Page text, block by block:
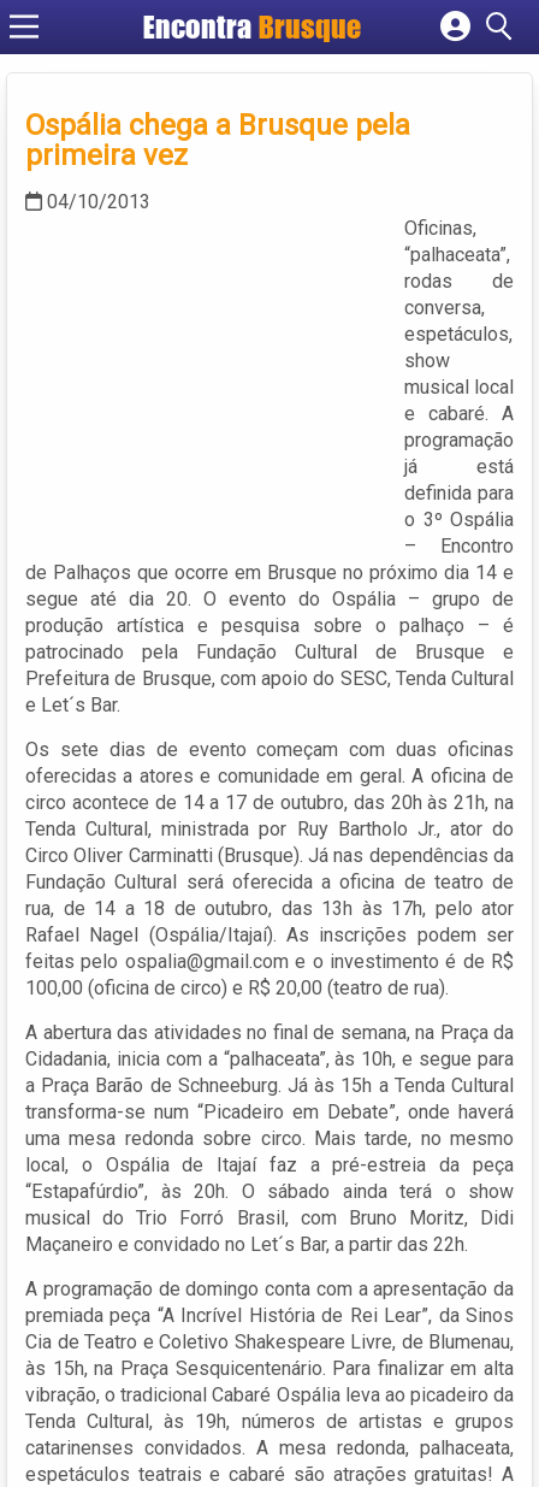
EncontraBrusque
Cadastrar empresa
Criar conta
Ospália chega a Brusque pela
primeira vez
04/10/2013
Oficinas,
“palhaceata”,
rodas de
conversa,
espetáculos,
show
musical local
e cabaré. A
programação
já está
definida para
o 3º Ospália
– Encontro
de Palhaços que ocorre em Brusque no próximo dia 14 e
segue até dia 20. O evento do Ospália – grupo de
produção artística e pesquisa sobre o palhaço – é
patrocinado pela Fundação Cultural de Brusque e
Prefeitura de Brusque, com apoio do SESC, Tenda Cultural
e Let´s Bar.
Os sete dias de evento começam com duas oficinas
oferecidas a atores e comunidade em geral. A oficina de
circo acontece de 14 a 17 de outubro, das 20h às 21h, na
Tenda Cultural, ministrada por Ruy Bartholo Jr., ator do
Circo Oliver Carminatti (Brusque). Já nas dependências da
Fundação Cultural será oferecida a oficina de teatro de
rua, de 14 a 18 de outubro, das 13h às 17h, pelo ator
Rafael Nagel (Ospália/Itajaí). As inscrições podem ser
feitas pelo ospalia@gmail.com e o investimento é de R$
100,00 (oficina de circo) e R$ 20,00 (teatro de rua).
A abertura das atividades no final de semana, na Praça da
Cidadania, inicia com a “palhaceata”, às 10h, e segue para
a Praça Barão de Schneeburg. Já às 15h a Tenda Cultural
transforma-se num “Picadeiro em Debate”, onde haverá
uma mesa redonda sobre circo. Mais tarde, no mesmo
local, o Ospália de Itajaí faz a pré-estreia da peça
“Estapafúrdio”, às 20h. O sábado ainda terá o show
musical do Trio Forró Brasil, com Bruno Moritz, Didi
Maçaneiro e convidado no Let´s Bar, a partir das 22h.
A programação de domingo conta com a apresentação da
premiada peça “A Incrível História de Rei Lear”, da Sinos
Cia de Teatro e Coletivo Shakespeare Livre, de Blumenau,
às 15h, na Praça Sesquicentenário. Para finalizar em alta
vibração, o tradicional Cabaré Ospália leva ao picadeiro da
Tenda Cultural, às 19h, números de artistas e grupos
catarinenses convidados. A mesa redonda, palhaceata,
espetáculos teatrais e cabaré são atrações gratuitas! A